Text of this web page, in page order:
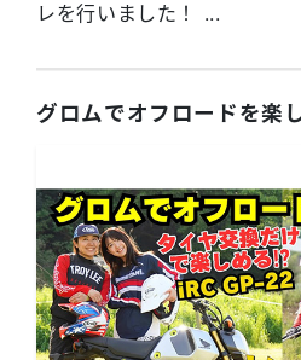
レを行いました！ ...
グロムでオフロードを楽